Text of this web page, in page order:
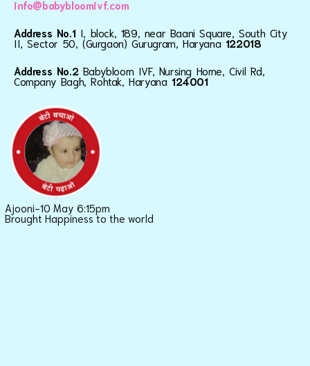
info@babybloomivf.com
Address No.1 I, block, 189, near Baani Square, South City
II, Sector 50, (Gurgaon) Gurugram, Haryana 122018
Address No.2 Babybloom IVF, Nursing Home, Civil Rd,
Company Bagh, Rohtak, Haryana124001
Ajooni-10 May 6:15pm
Brought Happiness to the world